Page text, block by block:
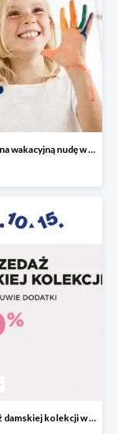
Wszystko na wakacyjną nudę w 5.10.15 - gry i zabawki do -50%
Wyprzedaż damskiej kolekcji w 5.10.15 - ubrania, obuwie i dodatki do -70%